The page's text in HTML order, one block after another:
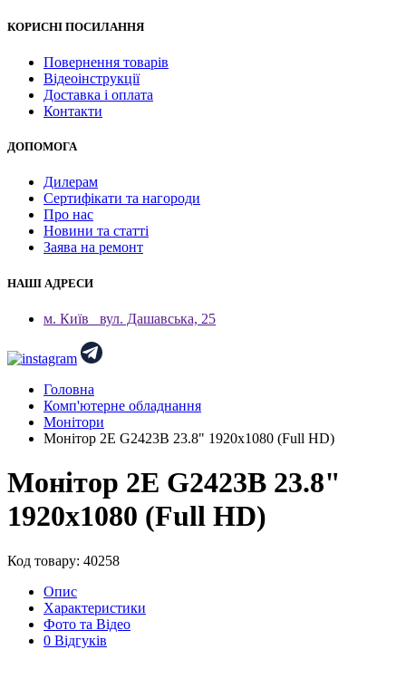
КОРИСНІ ПОСИЛАННЯ
Повернення товарів
Відеоінструкції
Доставка і оплата
Контакти
ДОПОМОГА
Дилерам
Сертифікати та нагороди
Про нас
Новини та статті
Заява на ремонт
НАШІ АДРЕСИ
м. Київ вул. Дашавська, 25
Головна
Комп'ютерне обладнання
Монітори
Монітор 2E G2423B 23.8" 1920x1080 (Full HD)
Монітор 2E G2423B 23.8"
1920x1080 (Full HD)
Код товару: 40258
Опис
Характеристики
Фото та Відео
0 Відгуків